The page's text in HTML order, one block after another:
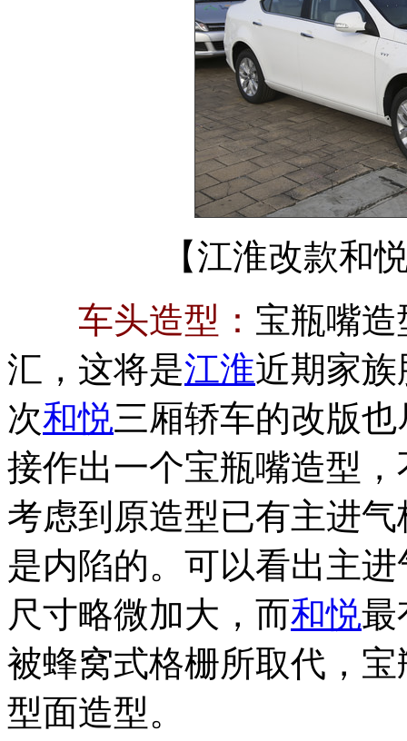
【江淮改款和
车头造型： 宝瓶嘴造
汇，这将是江淮近期家
次和悦三厢轿车的改版
接作出一个宝瓶嘴造型
考虑到原造型已有主进
是内陷的。可以看出主
尺寸略微加大，而和悦最
被蜂窝式格栅所取代，
型面造型。